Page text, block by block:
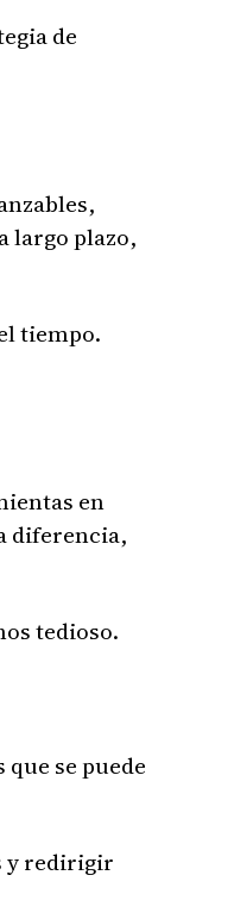
de
largo plazo,
tiempo.
en
diferencia,
tedioso.
se puede
y redirigir